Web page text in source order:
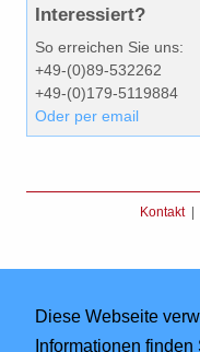
Diese Webseite
Informationen finden
Interessiert?
So erreichen Sie uns:
+49-(0)89-532262
+49-(0)179-5119884
Oder per email
Kontakt|